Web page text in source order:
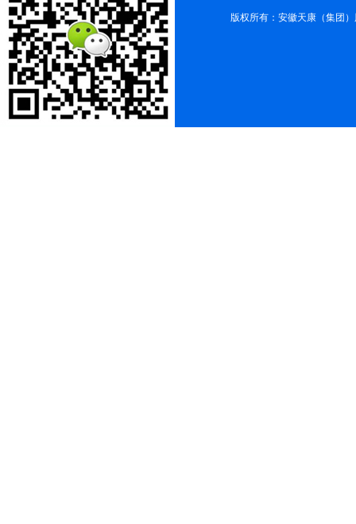
版权所有：安徽天康（集团